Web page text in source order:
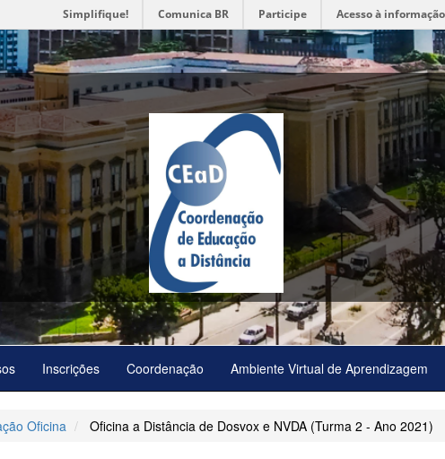
Simplifique! Comunica BR Participe Acesso à informação
Inscrições Coordenação Ambiente Virtual de Aprendizagem
Oficina Oficina a Distância de Dosvox e NVDA (Turma 2 - Ano 2021)